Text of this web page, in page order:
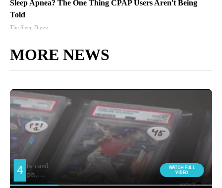
Sleep Apnea? The One Thing CPAP Users Aren't Being
Told
The Sleep Digest
MORE NEWS